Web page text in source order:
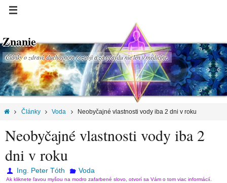
Znanie
Články o zdraví, duchovnom rozvoji a za pravdu nie len v medicíne.
Články Voda Neobyčajné vlastnosti vody iba 2 dni v roku
Neobyčajné vlastnosti vody iba 2
dni v roku
Ing. Peter Tóth Voda
Ak kliknete ľavou myšou na modro zafarbené slovo, otvorí sa Vám o tom viac informácií.